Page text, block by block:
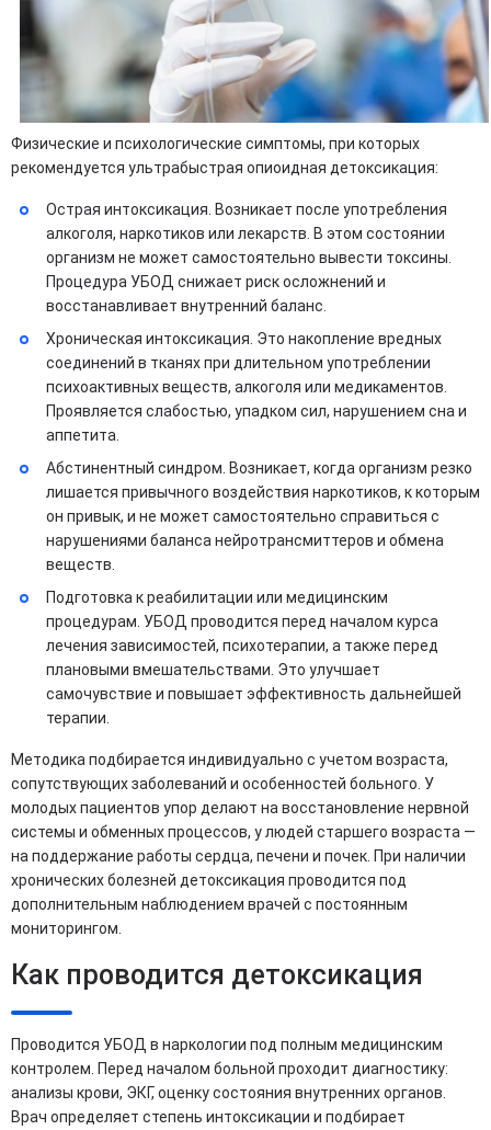
Физические и психологические симптомы, при которых
рекомендуется ультрабыстрая опиоидная детоксикация:
Острая интоксикация. Возникает после употребления
алкоголя, наркотиков или лекарств. В этом состоянии
организм не может самостоятельно вывести токсины.
Процедура УБОД снижает риск осложнений и
восстанавливает внутренний баланс.
Хроническая интоксикация. Это накопление вредных
соединений в тканях при длительном употреблении
психоактивных веществ, алкоголя или медикаментов.
Проявляется слабостью, упадком сил, нарушением сна и
аппетита.
Абстинентный синдром. Возникает, когда организм резко
лишается привычного воздействия наркотиков, к которым
он привык, и не может самостоятельно справиться с
нарушениями баланса нейротрансмиттеров и обмена
веществ.
Подготовка к реабилитации или медицинским
процедурам. УБОД проводится перед началом курса
лечения зависимостей, психотерапии, а также перед
плановыми вмешательствами. Это улучшает
самочувствие и повышает эффективность дальнейшей
терапии.
Методика подбирается индивидуально с учетом возраста,
сопутствующих заболеваний и особенностей больного. У
молодых пациентов упор делают на восстановление нервной
системы и обменных процессов, у людей старшего возраста —
на поддержание работы сердца, печени и почек. При наличии
хронических болезней детоксикация проводится под
дополнительным наблюдением врачей с постоянным
мониторингом.
Как проводится детоксикация
Проводится УБОД в наркологии под полным медицинским
контролем. Перед началом больной проходит диагностику:
анализы крови, ЭКГ, оценку состояния внутренних органов.
Врач определяет степень интоксикации и подбирает